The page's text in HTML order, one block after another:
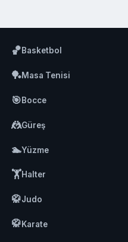
🏀Basketbol
🏓Masa Tenisi
🎯Bocce
🤼Güreş
🏊Yüzme
🏋️Halter
🥋Judo
🥋Karate